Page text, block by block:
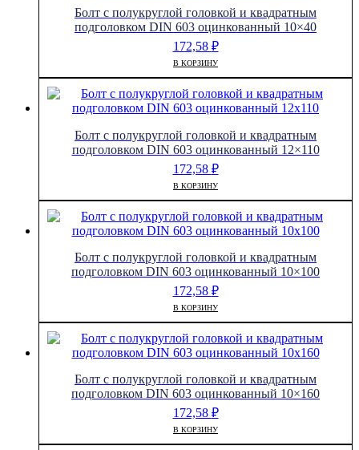
Болт с полукруглой головкой и квадратным
подголовком DIN 603 оцинкованный 10×40
172,58 ₽
В КОРЗИНУ
Болт с полукруглой головкой и квадратным
подголовком DIN 603 оцинкованный 12×110
172,58 ₽
В КОРЗИНУ
Болт с полукруглой головкой и квадратным
подголовком DIN 603 оцинкованный 10×100
172,58 ₽
В КОРЗИНУ
Болт с полукруглой головкой и квадратным
подголовком DIN 603 оцинкованный 10×160
172,58 ₽
В КОРЗИНУ